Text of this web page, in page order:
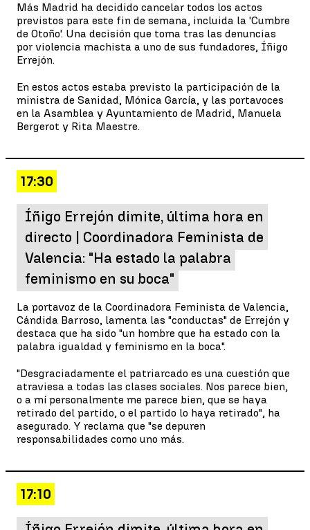
Más Madrid ha decidido cancelar todos los actos
previstos para este fin de semana, incluida la 'Cumbre
de Otoño'. Una decisión que toma tras las denuncias
por violencia machista a uno de sus fundadores, Íñigo
Errejón.
En estos actos estaba previsto la participación de la
ministra de Sanidad, Mónica García, y las portavoces
en la Asamblea y Ayuntamiento de Madrid, Manuela
Bergerot y Rita Maestre.
17:30
Íñigo Errejón dimite, última hora en
directo | Coordinadora Feminista de
Valencia: "Ha estado la palabra
feminismo en su boca"
La portavoz de la Coordinadora Feminista de Valencia,
Cándida Barroso, lamenta las "conductas" de Errejón y
destaca que ha sido "un hombre que ha estado con la
palabra igualdad y feminismo en la boca".
"Desgraciadamente el patriarcado es una cuestión que
atraviesa a todas las clases sociales. Nos parece bien,
o a mí personalmente me parece bien, que se haya
retirado del partido, o el partido lo haya retirado", ha
asegurado. Y reclama que "se depuren
responsabilidades como uno más.
17:10